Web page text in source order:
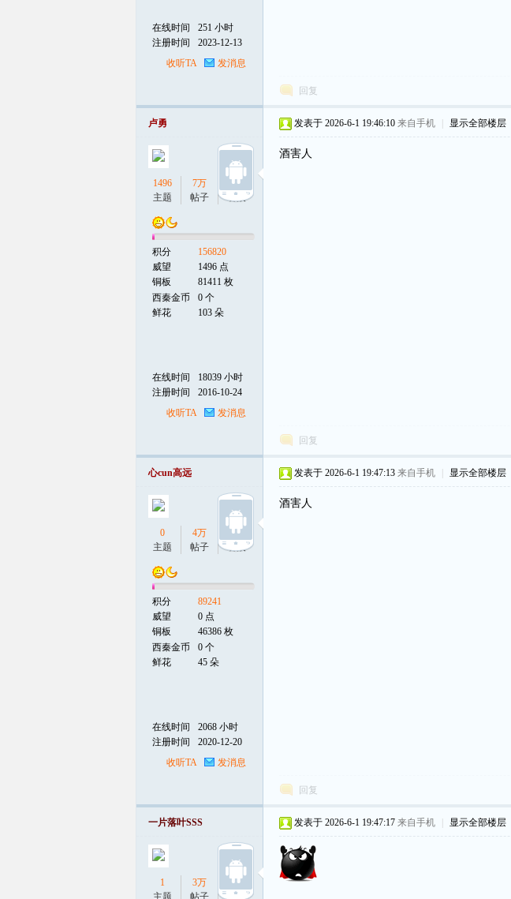
在线时间
251 小时
注册时间
2023-12-13
收听TA
发消息
回复
卢勇
1496
主题
7万
帖子
18
听众
积分
156820
威望
1496 点
铜板
81411 枚
西秦金币
0 个
鲜花
103 朵
在线时间
18039 小时
注册时间
2016-10-24
收听TA
发消息
发表于 2026-6-1 19:46:10 来自手机 显示全部楼层
酒害人
回复
心cun高远
0
主题
4万
帖子
3
听众
积分
89241
威望
0 点
铜板
46386 枚
西秦金币
0 个
鲜花
45 朵
在线时间
2068 小时
注册时间
2020-12-20
收听TA
发消息
发表于 2026-6-1 19:47:13 来自手机 显示全部楼层
酒害人
回复
一片落叶SSS
1
主题
3万
帖子
6
听众
发表于 2026-6-1 19:47:17 来自手机 显示全部楼层